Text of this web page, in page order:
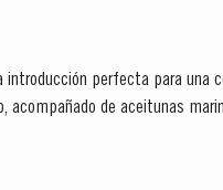
perfecta para una
acompañado de aceitunas